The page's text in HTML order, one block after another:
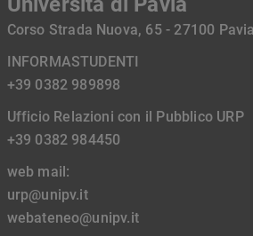
Corso Strada Nuova, 65 - 27100
INFORMASTUDENTI
+39 0382 989898
Ufficio Relazioni con il Pubblico URP
+39 0382 984450
web mail:
urp@unipv.it
webateneo@unipv.it